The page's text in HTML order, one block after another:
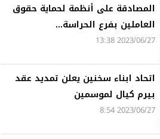
المصادقة على أنظمة لحماية حقوق
العاملين بفرع الحراسة...
2023/06/27 13:38
اتحاد ابناء سخنين يعلن تمديد عقد
بيرم كيال لموسمين
2023/06/27 8:54